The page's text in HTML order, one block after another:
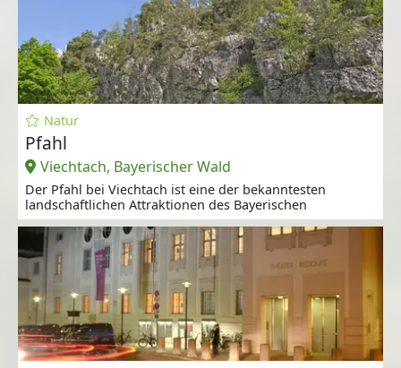
Natur
Pfahl
Viechtach, Bayerischer Wald
Der Pfahl bei Viechtach ist eine der bekanntesten
landschaftlichen Attraktionen des Bayerischen